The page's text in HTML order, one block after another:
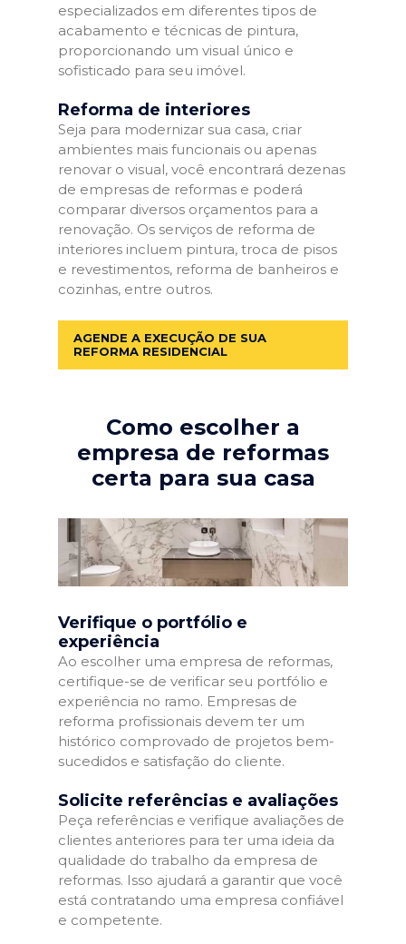
especializados em diferentes tipos de
acabamento e técnicas de pintura,
proporcionando um visual único e
sofisticado para seu imóvel.
Reforma de interiores
Seja para modernizar sua casa, criar
ambientes mais funcionais ou apenas
renovar o visual, você encontrará dezenas
de empresas de reformas e poderá
comparar diversos orçamentos para a
renovação. Os serviços de reforma de
interiores incluem pintura, troca de pisos
e revestimentos, reforma de banheiros e
cozinhas, entre outros.
AGENDE A EXECUÇÃO DE SUA
REFORMA RESIDENCIAL
Como escolher a
empresa de reformas
certa para sua casa
Verifique o portfólio e
experiência
Ao escolher uma empresa de reformas,
certifique-se de verificar seu portfólio e
experiência no ramo. Empresas de
reforma profissionais devem ter um
histórico comprovado de projetos bem-
sucedidos e satisfação do cliente.
Solicite referências e avaliações
Peça referências e verifique avaliações de
clientes anteriores para ter uma ideia da
qualidade do trabalho da empresa de
reformas. Isso ajudará a garantir que você
está contratando uma empresa confiável
e competente.